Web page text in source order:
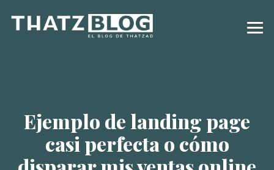
Ejemplo de landing page
casi perfecta o cómo